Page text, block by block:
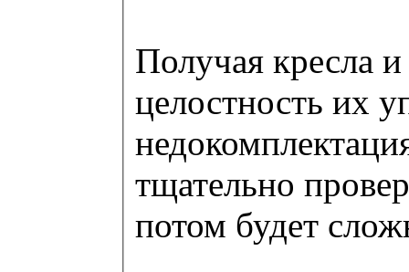
Получая кресла
целостность их
тщательно
потом будет